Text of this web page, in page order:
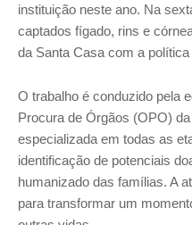
instituição neste ano. Na
captados fígado, rins e
da Santa Casa com a
O trabalho é conduzido pela
Procura de Órgãos (OPO)
especializada em todas as
identificação de potenciais
humanizado das famílias. A
para transformar um